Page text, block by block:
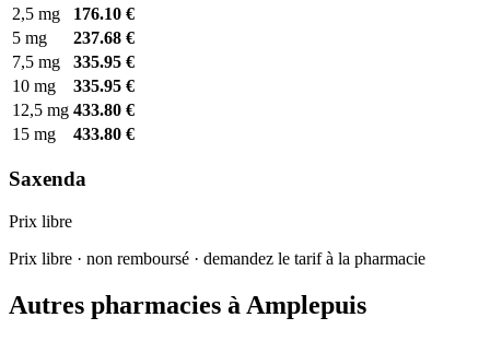
2,5 mg
176.10 €
5 mg
237.68 €
7,5 mg
335.95 €
10 mg
335.95 €
12,5 mg 433.80 €
15 mg
433.80 €
Saxenda
Prix libre
Prix libre · non remboursé · demandez le tarif à la pharmacie
Autres pharmacies à Amplepuis